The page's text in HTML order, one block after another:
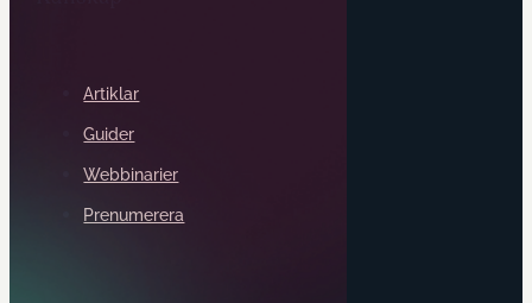
Artiklar
Guider
Webbinarier
Prenumerera